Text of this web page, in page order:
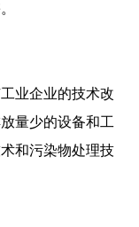
业企业的技术改
量少的设备和工
和污染物处理技